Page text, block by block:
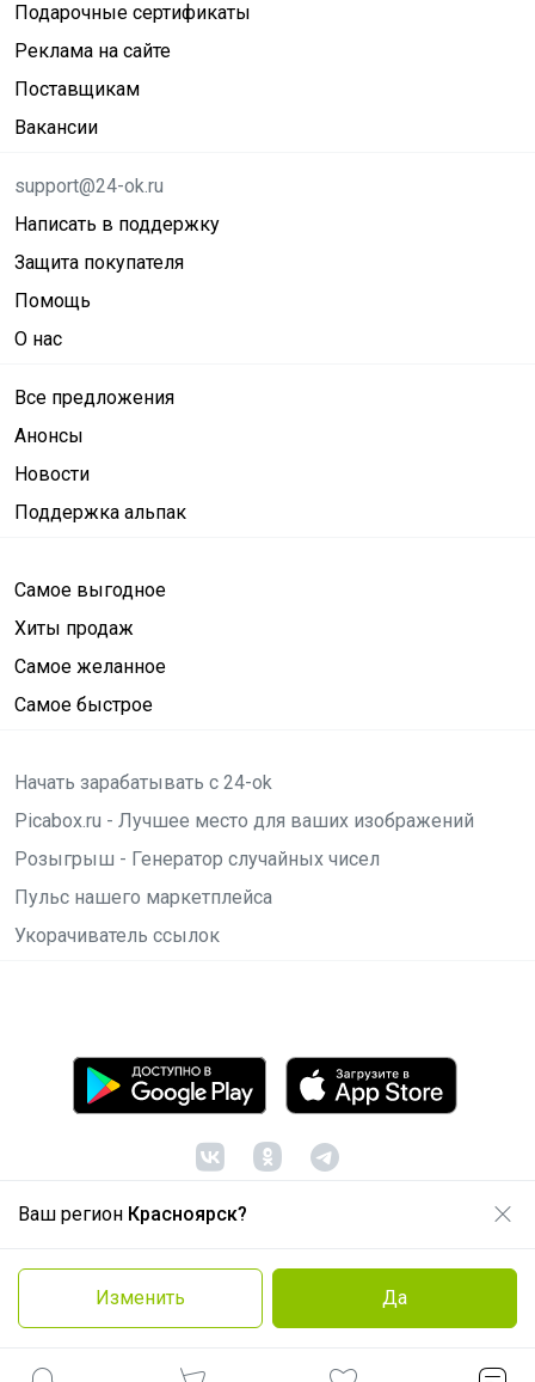
Ваш регион Красноярск?
Изменить Да
Подарочные сертификаты
Реклама на сайте
Поставщикам
Вакансии
support@24-ok.ru
Написать в поддержку
Защита покупателя
Помощь
О нас
Все предложения
Анонсы
Новости
Поддержка альпак
Самое выгодное
Хиты продаж
Самое желанное
Самое быстрое
Начать зарабатывать с 24-ok
Picabox.ru - Лучшее место для ваших изображений
Розыгрыш - Генератор случайных чисел
Пульс нашего маркетплейса
Укорачиватель ссылок
© ООО "Лявита", ОГРН 1122468054070, 2012 -2026
Политика конфиденциальности
Cоглашение пользователя